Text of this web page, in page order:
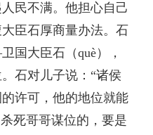
民不满。他担心自己
臣石厚商量办法。石
国大臣石（què），
石对儿子说：“诸侯
许可，他的地位就能
死哥哥谋位的，要是